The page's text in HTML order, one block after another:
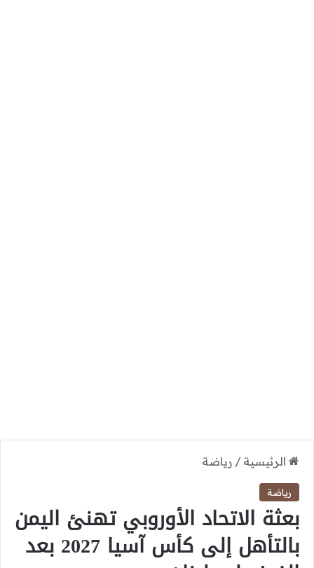
الرئيسية / رياضة
رياضة
بعثة الاتحاد الأوروبي تهنئ اليمن
بالتأهل إلى كأس آسيا 2027 بعد